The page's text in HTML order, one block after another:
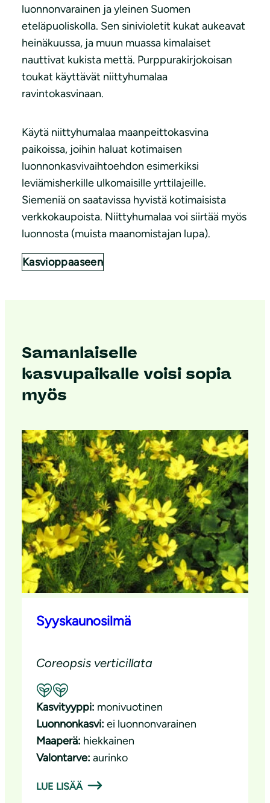
luonnonvarainen ja yleinen Suomen
eteläpuoliskolla. Sen sinivioletit kukat aukeavat
heinäkuussa, ja muun muassa kimalaiset
nauttivat kukista mettä. Purppurakirjokoisan
toukat käyttävät niittyhumalaa
ravintokasvinaan.
Käytä niittyhumalaa maanpeittokasvina
paikoissa, joihin haluat kotimaisen
luonnonkasvivaihtoehdon esimerkiksi
leviämisherkille ulkomaisille yrttilajeille.
Siemeniä on saatavissa hyvistä kotimaisista
verkkokaupoista. Niittyhumalaa voi siirtää myös
luonnosta (muista maanomistajan lupa).
Kasvioppaaseen
Samanlaiselle
kasvupaikalle voisi sopia
myös
Syyskaunosilmä
Coreopsis verticillata
Suositeltavuus: Hyvä pölyttäjäkasvi
Kasvityyppi: monivuotinen
Luonnonkasvi: ei luonnonvarainen
Maaperä: hiekkainen
Valontarve: aurinko
LUE LISÄÄ